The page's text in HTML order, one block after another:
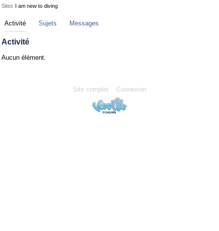
Sites I am new to diving
Activité Sujets Messages
Activité
Aucun élément.
Site complet Connexion